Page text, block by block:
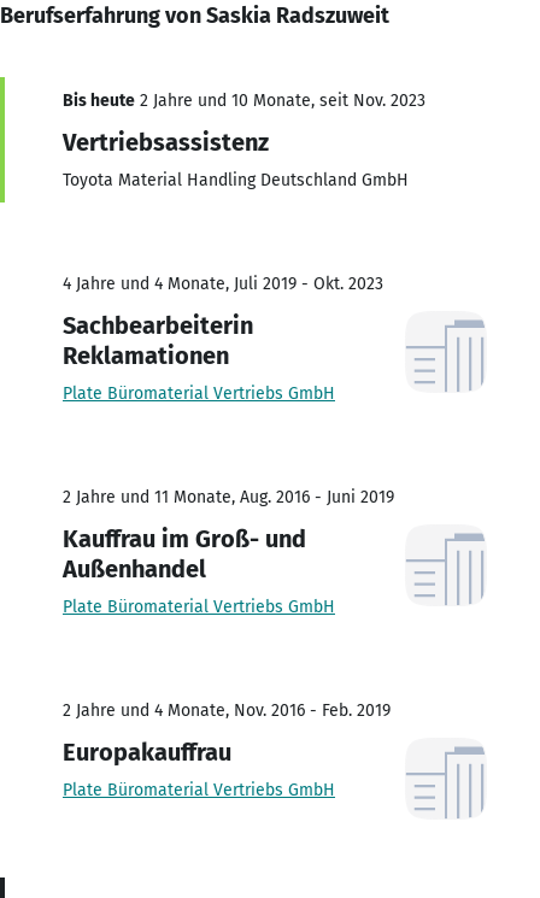
Berufserfahrung von Saskia Radszuweit
Bis heute 2 Jahre und 10 Monate, seit Nov. 2023
Vertriebsassistenz
Toyota Material Handling Deutschland GmbH
4 Jahre und 4 Monate, Juli 2019 - Okt. 2023
Sachbearbeiterin
Reklamationen
Plate Büromaterial Vertriebs GmbH
2 Jahre und 11 Monate, Aug. 2016 - Juni 2019
Kauffrau im Groß- und
Außenhandel
Plate Büromaterial Vertriebs GmbH
2 Jahre und 4 Monate, Nov. 2016 - Feb. 2019
Europakauffrau
Plate Büromaterial Vertriebs GmbH